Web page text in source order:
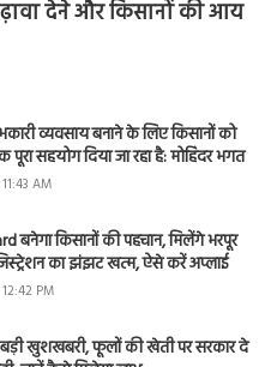
देने और किसानों की आय
व्यवसाय बनाने के लिए किसानों को
पूरा सहयोग दिया जा रहा है: मोहिंदर भगत
AM
बनेगा किसानों की पहचान, मिलेंगे भरपूर
का झंझट खत्म, ऐसे करें अप्लाई
PM
खुशखबरी, फूलों की खेती पर सरकार दे